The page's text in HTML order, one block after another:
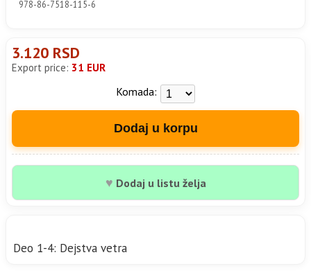
978-86-7518-115-6
3.120 RSD
Export price: 31 EUR
Komada:
Dodaj u korpu
♥ Dodaj u listu želja
Deo 1-4: Dejstva vetra